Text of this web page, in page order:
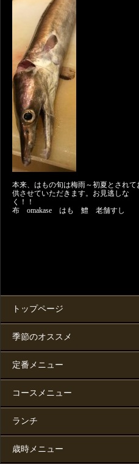
本来、はもの旬は梅雨～初夏とされ
供させていただきます。お見逃しな
く！！
布 omakase はも 鱧 老舗すし
トップページ
季節のオススメ
定番メニュー
コースメニュー
ランチ
歳時メニュー